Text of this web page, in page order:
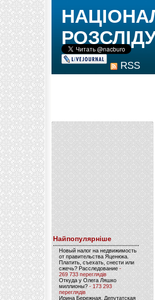
RSS
Найпопулярніше
Новый налог на недвижимость
от правительства Яценюка.
Платить, съехать, снести или
сжечь? Расследование-
269 733 переглядів
Откуда у Олега Ляшко
миллионы? - 173 293
переглядів
Ирина Бережная. Депутатская